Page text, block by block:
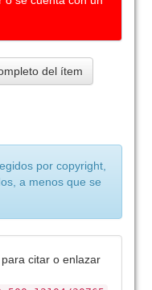
del ítem
por copyright,
a menos que se
citar o enlazar